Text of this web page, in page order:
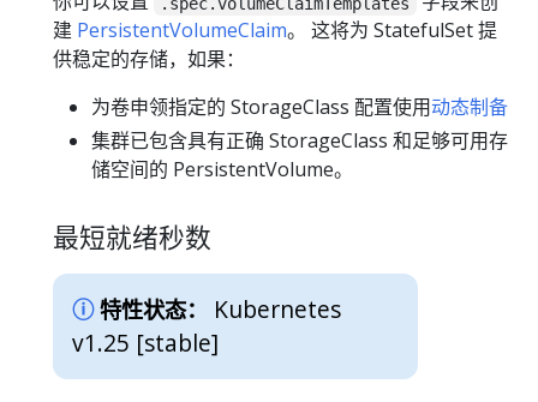
建 PersistentVolumeClaim。 这将为 StatefulSet 提
供稳定的存储，如果：
为卷申领指定的 StorageClass 配置使用动态制备
集群已包含具有正确 StorageClass 和足够可用存
储空间的 PersistentVolume。
最短就绪秒数
特性状态：
Kubernetes
v1.25 [stable]